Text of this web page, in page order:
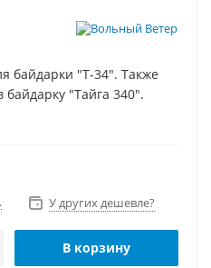
байдарки "Т-34". Также
"Тайга 340".
У других дешевле?
В корзину